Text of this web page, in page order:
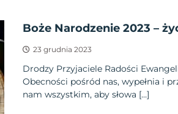
Boże Narodzenie 2023 –
23 grudnia 2023
Drodzy Przyjaciele Radości
Obecności pośród nas, wypełnia i
nam wszystkim, aby słowa […]